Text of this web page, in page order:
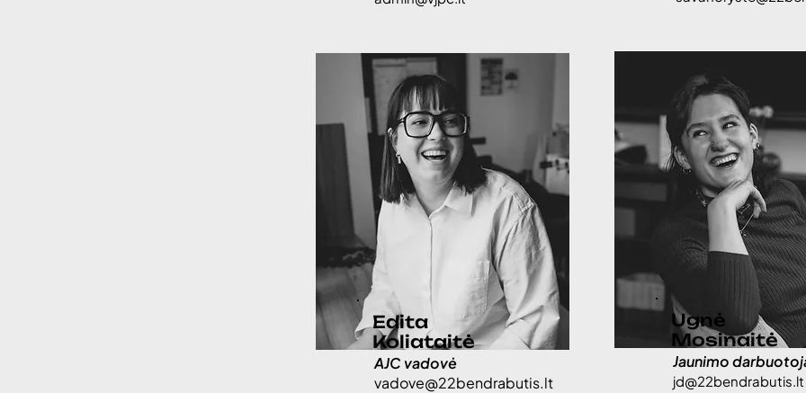
Edita
Koliataitė
AJC vadovė
vadove@22bendrabutis.lt
Ugnė
Mosinaitė
Jaunimo
jd@22bendrabutis.lt